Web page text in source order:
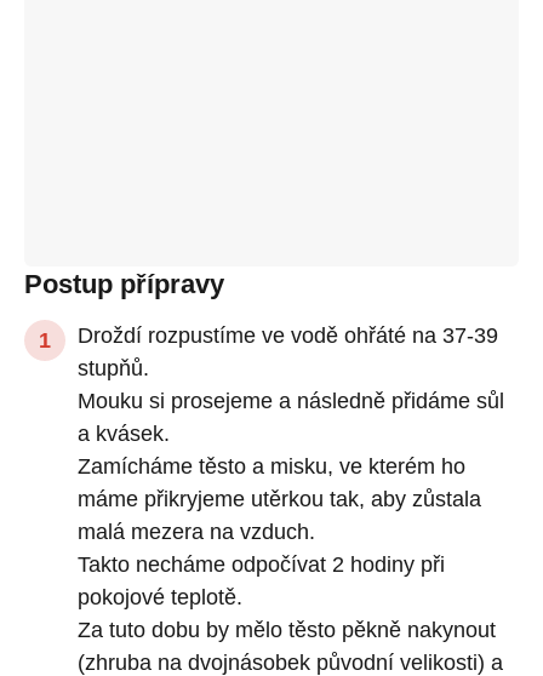
Postup přípravy
Droždí rozpustíme ve vodě ohřáté na 37-39
stupňů.
Mouku si prosejeme a následně přidáme sůl
a kvásek.
Zamícháme těsto a misku, ve kterém ho
máme přikryjeme utěrkou tak, aby zůstala
malá mezera na vzduch.
Takto necháme odpočívat 2 hodiny při
pokojové teplotě.
Za tuto dobu by mělo těsto pěkně nakynout
(zhruba na dvojnásobek původní velikosti) a